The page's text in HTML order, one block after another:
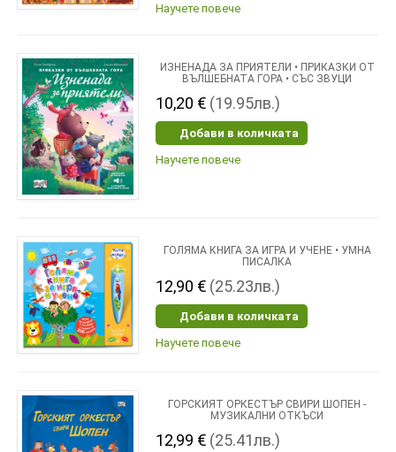
Научете повече
ИЗНЕНАДА ЗА ПРИЯТЕЛИ • ПРИКАЗКИ ОТ
ВЪЛШЕБНАТА ГОРА • СЪС ЗВУЦИ
10,20 € (19.95лв.)
Добави в количката
Научете повече
ГОЛЯМА КНИГА ЗА ИГРА И УЧЕНЕ • УМНА
ПИСАЛКА
12,90 € (25.23лв.)
Добави в количката
Научете повече
ГОРСКИЯТ ОРКЕСТЪР СВИРИ ШОПЕН -
МУЗИКАЛНИ ОТКЪСИ
12,99 € (25.41лв.)